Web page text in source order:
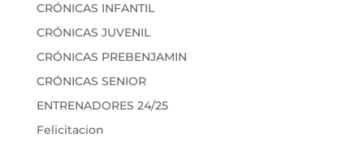
CRÓNICAS INFANTIL
CRÓNICAS JUVENIL
CRÓNICAS PREBENJAMIN
CRÓNICAS SENIOR
ENTRENADORES 24/25
Felicitacion